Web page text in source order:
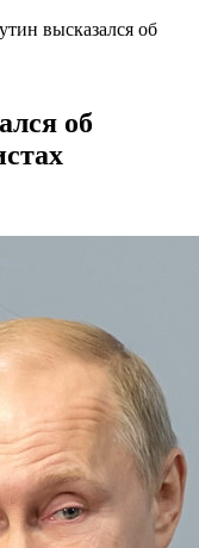
высказался об
об